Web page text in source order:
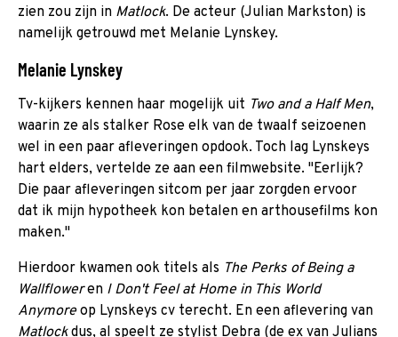
zien zou zijn in Matlock. De acteur (Julian Markston) is
namelijk getrouwd met Melanie Lynskey.
Melanie Lynskey
Tv-kijkers kennen haar mogelijk uit Two and a Half Men,
waarin ze als stalker Rose elk van de twaalf seizoenen
wel in een paar afleveringen opdook. Toch lag Lynskeys
hart elders, vertelde ze aan een filmwebsite. "Eerlijk?
Die paar afleveringen sitcom per jaar zorgden ervoor
dat ik mijn hypotheek kon betalen en arthousefilms kon
maken."
Hierdoor kwamen ook titels als The Perks of Being a
Wallfloweren I Don't Feel at Home in This World
Anymoreop Lynskeys cv terecht. En een aflevering van
Matlockdus, al speelt ze stylist Debra (de ex van Julians